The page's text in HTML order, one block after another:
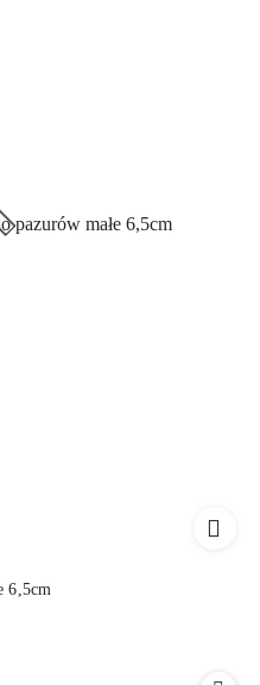
6,5cm